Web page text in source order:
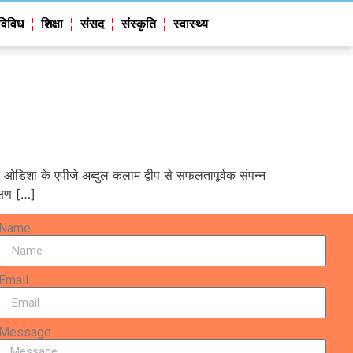
शिक्षा संसद संस्कृति स्वास्थ्य
ओडिशा के एपीजे अब्दुल कलाम द्वीप से सफलतापूर्वक संपन्न
[…]